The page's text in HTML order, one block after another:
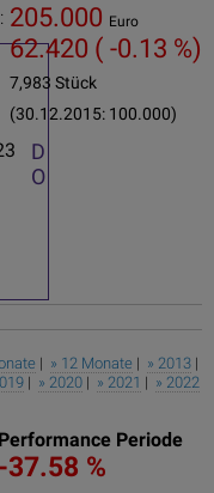
205.000 Euro
62.420 ( -0.13 %)
7,983 Stück
(30.12.2015: 100.000)
D
O
| » 12 Monate | » 2013 |
| » 2020 | » 2021 | » 2022
Performance Periode
-37.58 %